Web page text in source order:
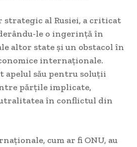
strategic al Rusiei, a criticat
le o ingerință în
altor state și un obstacol în
internaționale.
apelul său pentru soluții
părțile implicate,
în conflictul din
cum ar fi ONU, au